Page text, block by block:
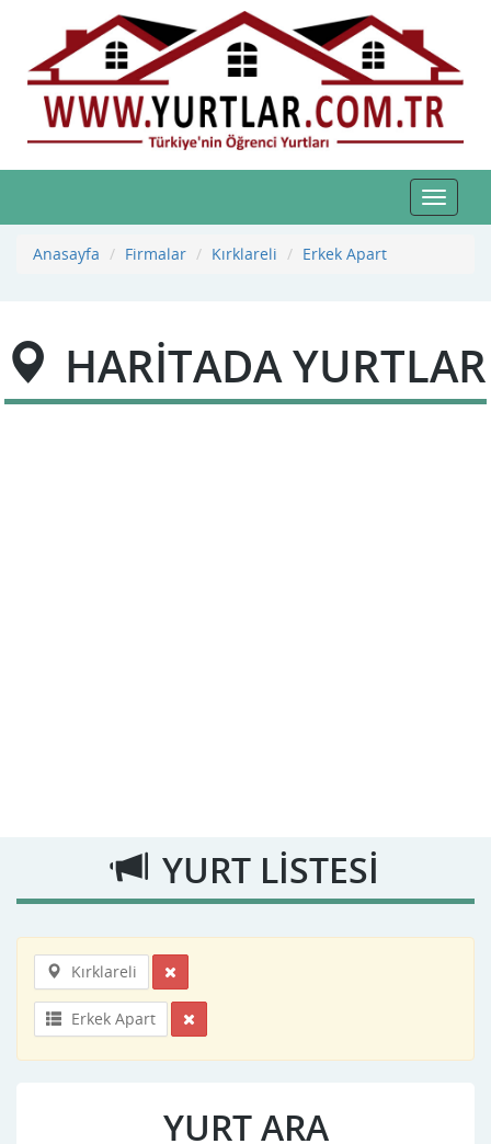
Toggle
Anasayfa
Firmalar Kırklareli Erkek Apart
HARİTADA YURTLAR
YURT LİSTESİ
Kırklareli
Erkek Apart
YURT ARA